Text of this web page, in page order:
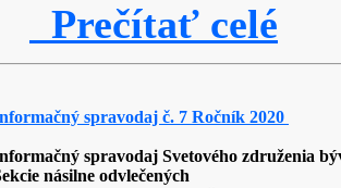
Prečítať celé
spravodaj č. 7 Ročník 2020
spravodaj Svetového združenia
násilne odvlečených